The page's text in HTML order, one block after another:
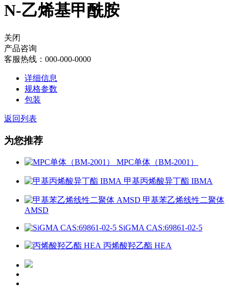
N-乙烯基甲酰胺
关闭
产品咨询
客服热线：000-000-0000
详细信息
规格参数
包装
返回列表
为您推荐
MPC单体（BM-2001）
甲基丙烯酸异丁酯 IBMA
甲基苯乙烯线性二聚体
AMSD
SiGMA CAS:69861-02-5
丙烯酸羟乙酯 HEA